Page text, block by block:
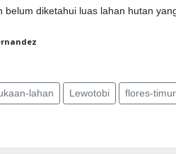
belum diketahui luas lahan hutan
lahan Lewotobi flores-timur